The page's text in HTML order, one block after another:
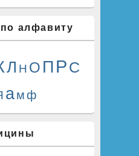
алфавиту
Л НОПРС
амф